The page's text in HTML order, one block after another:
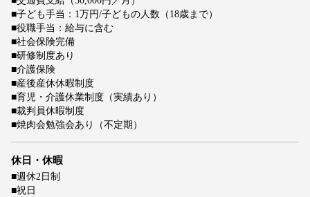
■子ども手当：1万円/子どもの人数（18歳まで）
■役職手当：給与に含む
■社会保険完備
■研修制度あり
■介護保険
■産後産休休暇制度
■育児・介護休業制度（実績あり）
■裁判員休暇制度
■焼肉会勉強会あり（不定期）
休日・休暇
■週休2日制
■祝日